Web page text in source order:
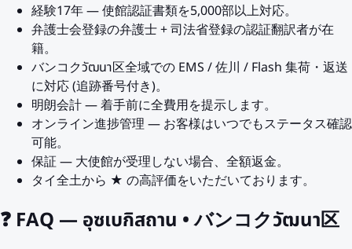
経験17年 — 使館認証書類を5,000部以上対応。
弁護士会登録の弁護士 + 司法省登録の認証翻訳者が在
籍。
バンコクวัฒนา区全域での EMS / 佐川 / Flash 集荷・返送
に対応 (追跡番号付き)。
明朗会計 — 着手前に全費用を提示します。
オンライン進捗管理 — お客様はいつでもステータス確認
可能。
保証 — 大使館が受理しない場合、全額返金。
タイ全土から ★ の高評価をいただいております。
❓ FAQ — อุซเบกิสถาน • バンコクวัฒนา区